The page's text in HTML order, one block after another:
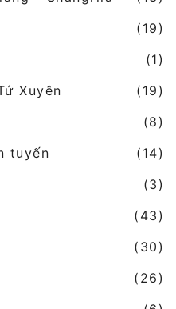
(19)
(1)
Xuyên
(19)
(8)
tuyến
(14)
(3)
(43)
(30)
(26)